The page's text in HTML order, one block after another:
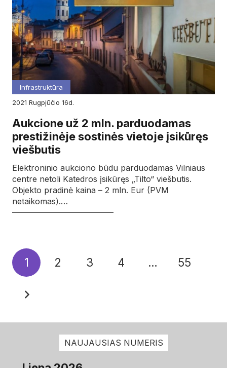
Infrastruktūra
2021
rugpjūčio 16d.
Aukcione už 2 mln. parduodamas
prestižinėje sostinės vietoje įsikūręs
viešbutis
Elektroninio aukciono būdu parduodamas Vilniaus
centre netoli Katedros įsikūręs „Tilto“ viešbutis.
Objekto pradinė kaina – 2 mln. Eur (PVM
netaikomas).…
1 2 3 4 … 55
NAUJAUSIAS NUMERIS